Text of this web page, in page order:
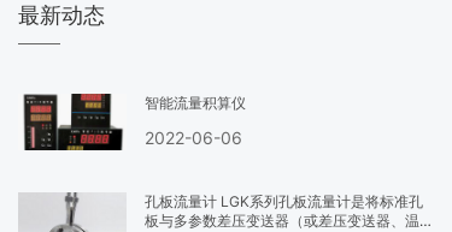
最新动态
智能流量积算仪
2022-06-06
孔板流量计 LGK系列孔板流量计是将标准孔
板与多参数差压变送器（或差压变送器、温度